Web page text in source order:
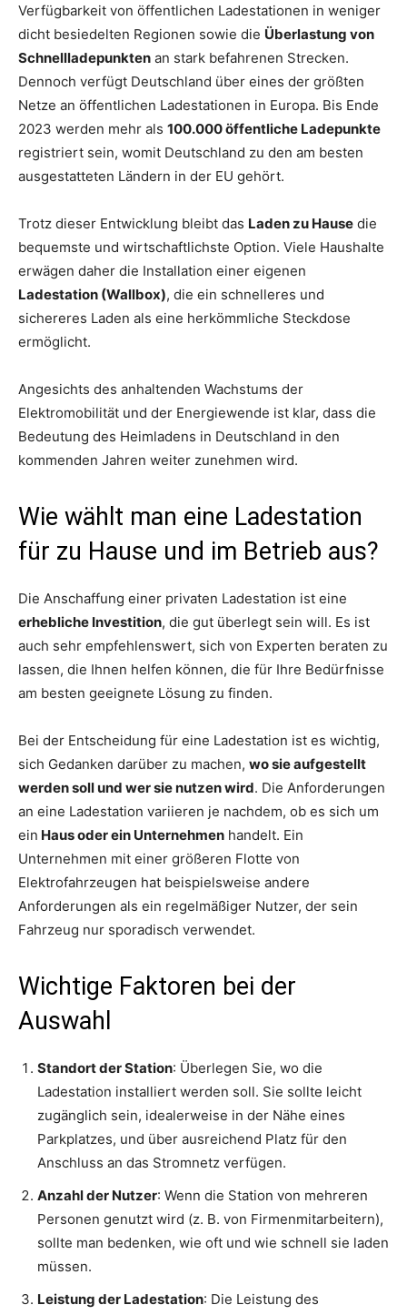
Verfügbarkeit von öffentlichen Ladestationen in weniger
dicht besiedelten Regionen sowie die Überlastung von
Schnellladepunkten an stark befahrenen Strecken.
Dennoch verfügt Deutschland über eines der größten
Netze an öffentlichen Ladestationen in Europa. Bis Ende
2023 werden mehr als 100.000 öffentliche Ladepunkte
registriert sein, womit Deutschland zu den am besten
ausgestatteten Ländern in der EU gehört.
Trotz dieser Entwicklung bleibt das Laden zu Hause die
bequemste und wirtschaftlichste Option. Viele Haushalte
erwägen daher die Installation einer eigenen
Ladestation (Wallbox), die ein schnelleres und
sichereres Laden als eine herkömmliche Steckdose
ermöglicht.
Angesichts des anhaltenden Wachstums der
Elektromobilität und der Energiewende ist klar, dass die
Bedeutung des Heimladens in Deutschland in den
kommenden Jahren weiter zunehmen wird.
Wie wählt man eine Ladestation
für zu Hause und im Betrieb aus?
Die Anschaffung einer privaten Ladestation ist eine
erhebliche Investition, die gut überlegt sein will. Es ist
auch sehr empfehlenswert, sich von Experten beraten zu
lassen, die Ihnen helfen können, die für Ihre Bedürfnisse
am besten geeignete Lösung zu finden.
Bei der Entscheidung für eine Ladestation ist es wichtig,
sich Gedanken darüber zu machen, wo sie aufgestellt
werden soll und wer sie nutzen wird. Die Anforderungen
an eine Ladestation variieren je nachdem, ob es sich um
ein Haus oder ein Unternehmen handelt. Ein
Unternehmen mit einer größeren Flotte von
Elektrofahrzeugen hat beispielsweise andere
Anforderungen als ein regelmäßiger Nutzer, der sein
Fahrzeug nur sporadisch verwendet.
Wichtige Faktoren bei der
Auswahl
Standort der Station: Überlegen Sie, wo die
Ladestation installiert werden soll. Sie sollte leicht
zugänglich sein, idealerweise in der Nähe eines
Parkplatzes, und über ausreichend Platz für den
Anschluss an das Stromnetz verfügen.
Anzahl der Nutzer: Wenn die Station von mehreren
Personen genutzt wird (z. B. von Firmenmitarbeitern),
sollte man bedenken, wie oft und wie schnell sie laden
müssen.
Leistung der Ladestation: Die Leistung des